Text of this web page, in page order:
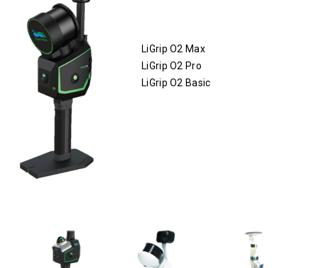
LiGrip O2 Max
LiGrip O2 Pro
LiGrip O2 Basic